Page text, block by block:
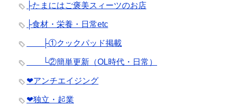
├たまにはご褒美スィーツのお店
├食材・栄養・日常etc
├①クックパッド掲載
└②簡単更新（OL時代・日常）
❤︎アンチエイジング
❤︎独立・起業